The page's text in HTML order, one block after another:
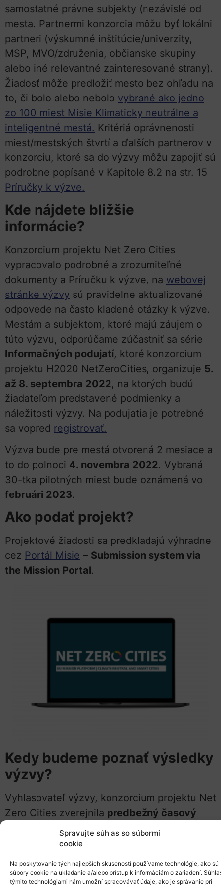
Spravujte súhlas so súbormi
cookie
Na poskytovanie tých najlepších skúseností používame technológie, ako sú
súbory cookie na ukladanie a/alebo prístup k informáciám o zariadení.
týmito technológiami nám umožní spracovávať údaje, ako je správanie pri
samostatné právne subjekty (nezávislé od
mesta. Partnermi konzorcia môžu byť lokálni
partneri (výskumné inštitúcie/univerzity,
MSP, MVO/združenia, občianske skupiny
alebo iné relevantné zainteresované strany).
Žiadosť môže predložiť mesto bez ohľadu na
to, či bolo alebo nebolo vybrané ako jedno
zo 100 miest Misie Klimaticky neutrálne a
inteligentné mestá. Kritériá oprávnenosti
miest/mestských štvrtí a ďalších partnerov v
konzorciu, ktoré sa do výzvy môžu zapojiť sú
podrobne popísané v Kapitole 8.2 na str. 15
Príručky k výzve.
Kde nájdete bližšie
informácie?
Konzorcium projektu Net Zero Cities
vypracovalo podrobné a zrozumiteľné
dokumenty a Príručku k výzve, na webovej
stránke výzvy sú pravidelne aktualizované
odpovede na často kladené otázky k výzve.
Mestám a subjektom, ktoré majú záujem o
túto výzvu, odporúčame zúčastniť sa série
Informačných podujatí, ktoré konzorcium
projektu H2020 NetZeroCities, organizuje 5.
až 8. septembra 2022, na ktorých budú
žiadateľom predstavené podmienky a
náležitosti výzvy. Na podujatia je potrebné
sa vopred registrovať.
Výzva bude pre mestá otvorená 2 mesiace a
to do polnoci 4. novembra 2022. Vybraná
30-tka pilotných miest bude oznámená vo
februári 2023.
Ako podať projekt?
Projektové žiadosti sa predkladajú výhradne
cez Portál Misie – Submission system via
the Mission Portal.
Kedy budeme poznať výsledky
výzvy?
Vyhlasovateľ výzvy, konzorcium projektu Net
Zero Cities zverejnila predbežný časový
harmonogram výzvy.
Aké aktivity výzva podporuje?